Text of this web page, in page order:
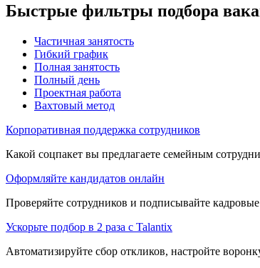
Быстрые фильтры подбора
Частичная занятость
Гибкий график
Полная занятость
Полный день
Проектная работа
Вахтовый метод
Корпоративная поддержка сотрудников
Какой соцпакет вы предлагаете семейным
Оформляйте кандидатов онлайн
Проверяйте сотрудников и подписывайте
Ускорьте подбор в 2 раза с Talantix
Автоматизируйте сбор откликов, настройте